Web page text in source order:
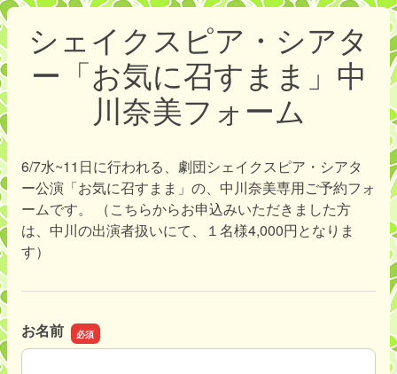
シェイクスピア・シアタ
ー「お気に召すまま」中
川奈美フォーム
6/7水~11日に行われる、劇団シェイクスピア・シアタ
ー公演「お気に召すまま」の、中川奈美専用ご予約フォ
ームです。 （こちらからお申込みいただきました方
は、中川の出演者扱いにて、１名様4,000円となりま
す）
お名前
お名前